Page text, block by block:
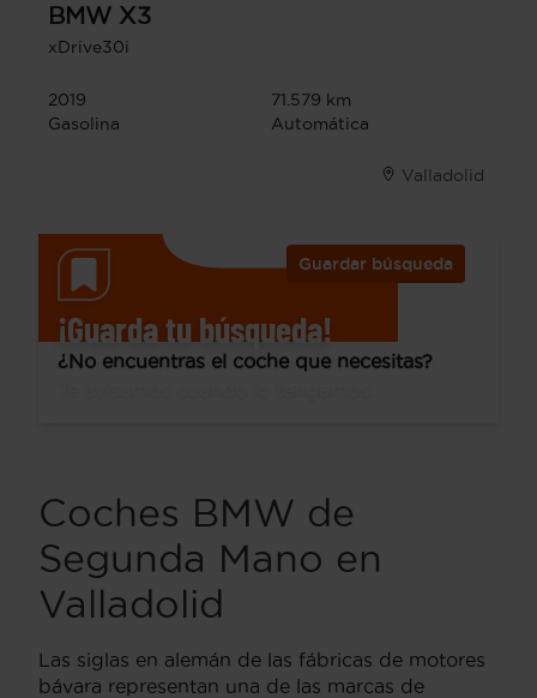
BMW X3
xDrive30i
2019
71.579 km
Gasolina
Automática
Valladolid
Guardar búsqueda
¡Guarda tu búsqueda!
¿No encuentras el coche que necesitas?
Coches BMW de
Segunda Mano en
Valladolid
Las siglas en alemán de las fábricas de motores
bávara representan una de las marcas de